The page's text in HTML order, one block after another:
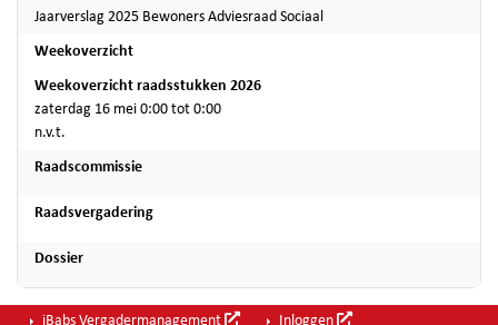
Jaarverslag 2025 Bewoners Adviesraad Sociaal
Weekoverzicht
Weekoverzicht raadsstukken 2026
zaterdag 16 mei 0:00 tot 0:00
n.v.t.
Raadscommissie
Raadsvergadering
Dossier
iBabs Vergadermanagement Inloggen